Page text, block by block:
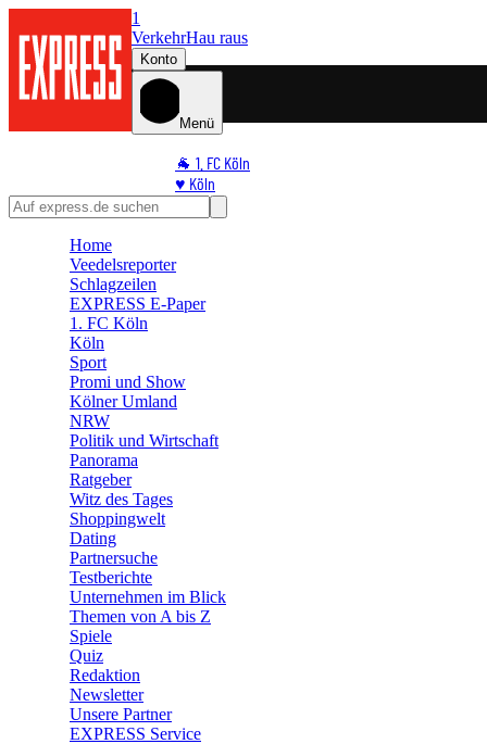
1
VerkehrHau raus
Konto
Menü
🐐 1. FC Köln
♥️ Köln
⭐ Promi
🛒 Shoppingwelt
Home
Veedelsreporter
Schlagzeilen
EXPRESS E-Paper
1. FC Köln
Köln
Sport
Promi und Show
Kölner Umland
NRW
Politik und Wirtschaft
Panorama
Ratgeber
Witz des Tages
Shoppingwelt
Dating
Partnersuche
Testberichte
Unternehmen im Blick
Themen von A bis Z
Spiele
Quiz
Redaktion
Newsletter
Unsere Partner
EXPRESS Service